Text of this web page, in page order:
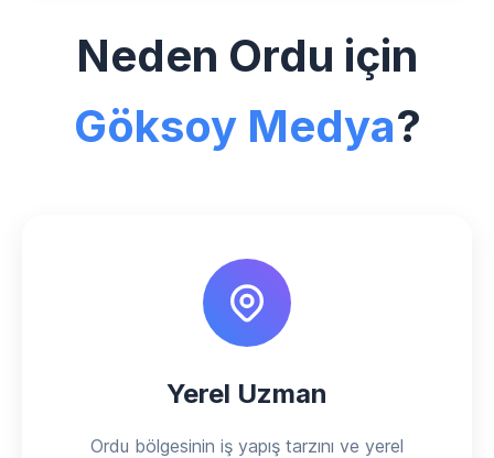
Neden Ordu için
Göksoy Medya?
Yerel Uzman
Ordu bölgesinin iş yapış tarzını ve yerel